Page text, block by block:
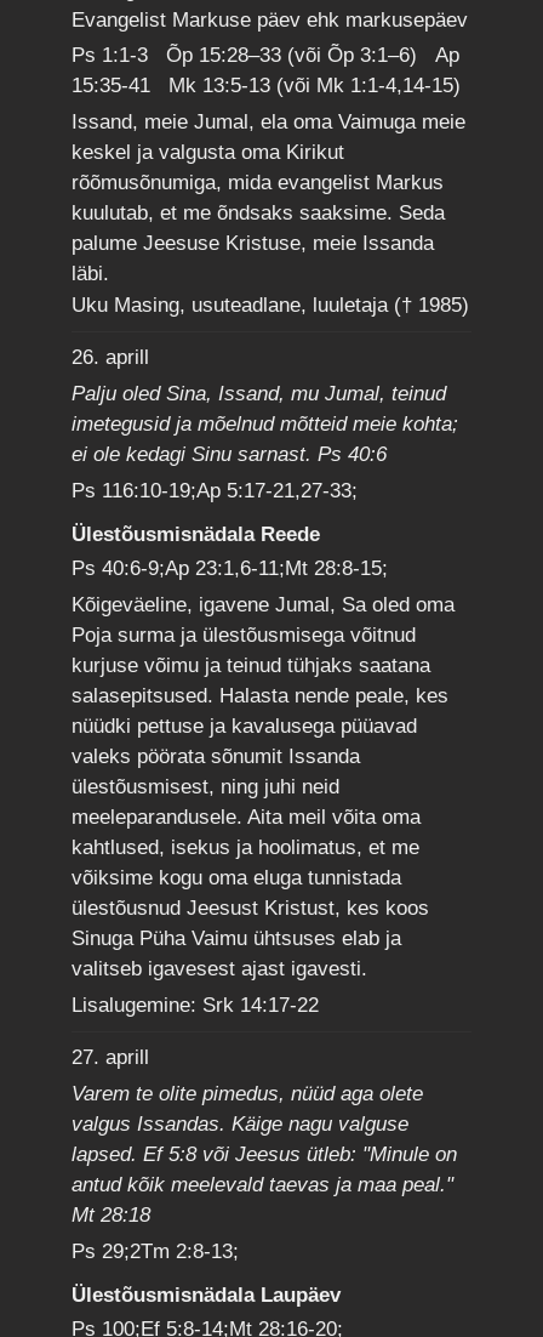
Evangelist Markuse päev ehk markusepäev
Ps 1:1-3 Õp 15:28–33 (või Õp 3:1–6) Ap
15:35-41 Mk 13:5-13 (või Mk 1:1-4,14-15)
Issand, meie Jumal, ela oma Vaimuga meie
keskel ja valgusta oma Kirikut
rõõmusõnumiga, mida evangelist Markus
kuulutab, et me õndsaks saaksime. Seda
palume Jeesuse Kristuse, meie Issanda
läbi.
Uku Masing, usuteadlane, luuletaja († 1985)
26. aprill
Palju oled Sina, Issand, mu Jumal, teinud
imetegusid ja mõelnud mõtteid meie kohta;
ei ole kedagi Sinu sarnast. Ps 40:6
Ps 116:10-19;Ap 5:17-21,27-33;
Ülestõusmisnädala Reede
Ps 40:6-9;Ap 23:1,6-11;Mt 28:8-15;
Kõigeväeline, igavene Jumal, Sa oled oma
Poja surma ja ülestõusmisega võitnud
kurjuse võimu ja teinud tühjaks saatana
salasepitsused. Halasta nende peale, kes
nüüdki pettuse ja kavalusega püüavad
valeks pöörata sõnumit Issanda
ülestõusmisest, ning juhi neid
meeleparandusele. Aita meil võita oma
kahtlused, isekus ja hoolimatus, et me
võiksime kogu oma eluga tunnistada
ülestõusnud Jeesust Kristust, kes koos
Sinuga Püha Vaimu ühtsuses elab ja
valitseb igavesest ajast igavesti.
Lisalugemine: Srk 14:17-22
27. aprill
Varem te olite pimedus, nüüd aga olete
valgus Issandas. Käige nagu valguse
lapsed. Ef 5:8 või Jeesus ütleb: "Minule on
antud kõik meelevald taevas ja maa peal."
Mt 28:18
Ps 29;2Tm 2:8-13;
Ülestõusmisnädala Laupäev
Ps 100;Ef 5:8-14;Mt 28:16-20;